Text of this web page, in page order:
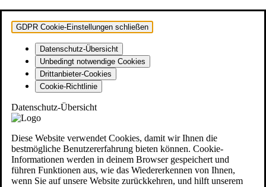
GDPR Cookie-Einstellungen schließen
Datenschutz-Übersicht
Unbedingt notwendige Cookies
Drittanbieter-Cookies
Cookie-Richtlinie
Datenschutz-Übersicht
Diese Website verwendet Cookies, damit wir Ihnen die
bestmögliche Benutzererfahrung bieten können. Cookie-
Informationen werden in deinem Browser gespeichert und
führen Funktionen aus, wie das Wiedererkennen von Ihnen,
wenn Sie auf unsere Website zurückkehren, und hilft unserem